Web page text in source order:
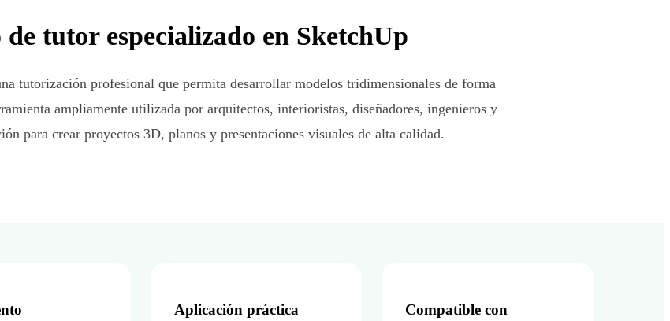
tutor especializado en SketchUp
tutorización profesional que permita desarrollar modelos tridimensionales de forma
ampliamente utilizada por arquitectos, interioristas, diseñadores, ingenieros y
para crear proyectos 3D, planos y presentaciones visuales de alta calidad.
Aplicación práctica
Compatible con